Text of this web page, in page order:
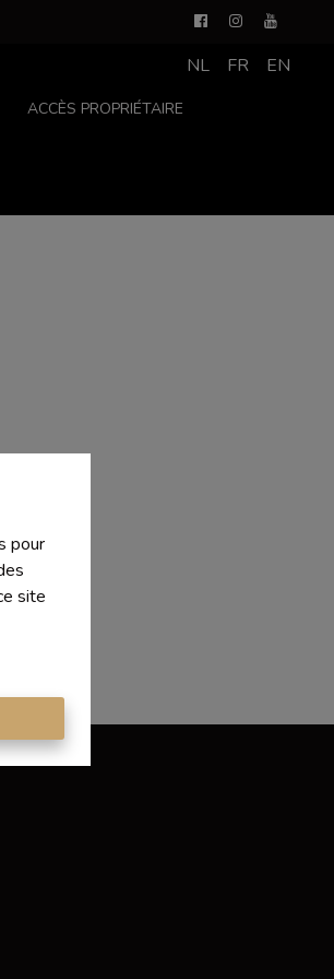
pour
site
ACCÈS PROPRIÉTAIRE
NL FR EN